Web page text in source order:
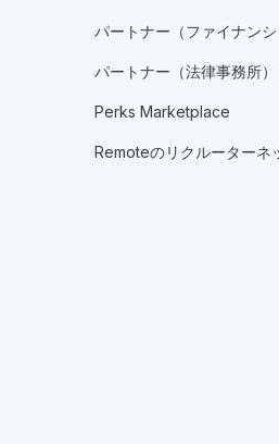
パートナー（ファイナンシ
パートナー（法律事務所）
Perks Marketplace
Remoteのリクルーターネ